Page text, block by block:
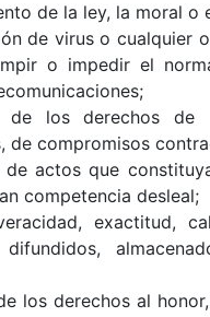
de la ley, la moral o
de virus o cualquier
o impedir el
de los derechos de
de compromisos
de actos que
competencia desleal;
exactitud,
difundidos,
los derechos al